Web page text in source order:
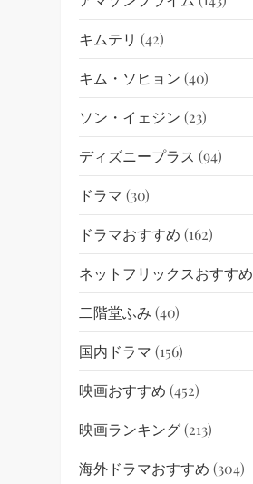
キムテリ (42)
キム・ソヒョン (40)
ソン・イェジン (23)
ディズニープラス (94)
ドラマ (30)
ドラマおすすめ (162)
ネットフリックスおすすめ
二階堂ふみ (40)
国内ドラマ (156)
映画おすすめ (452)
映画ランキング(213)
海外ドラマおすすめ (304)